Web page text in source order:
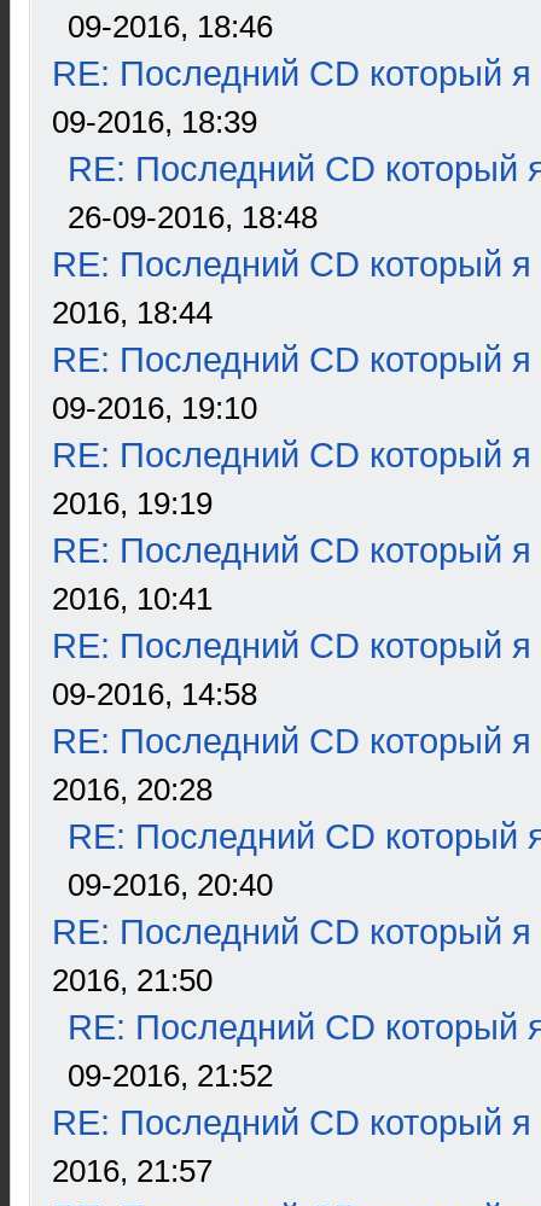
09-2016, 18:46
RE: Последний CD который я
09-2016, 18:39
RE: Последний CD который
26-09-2016, 18:48
RE: Последний CD который я
2016, 18:44
RE: Последний CD который я
09-2016, 19:10
RE: Последний CD который я
2016, 19:19
RE: Последний CD который я
2016, 10:41
RE: Последний CD который я
09-2016, 14:58
RE: Последний CD который я
2016, 20:28
RE: Последний CD который
09-2016, 20:40
RE: Последний CD который я
2016, 21:50
RE: Последний CD который
09-2016, 21:52
RE: Последний CD который я
2016, 21:57